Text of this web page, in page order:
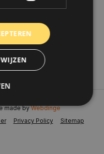
en
Abonneer
Privacy Policy Sitemap
made byWebdinge
Targeting